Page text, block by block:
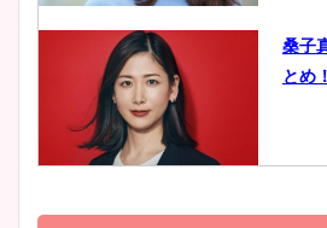
豊島
とめ
桑子
とめ
小室